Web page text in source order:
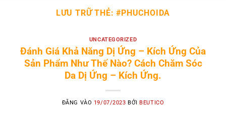
LƯU TRỮ THẺ:#PHUCHOIDA
UNCATEGORIZED
Đánh Giá Khả Năng Dị Ứng – Kích Ứng Của
Sản Phẩm Như Thế Nào? Cách Chăm Sóc
Da Dị Ứng – Kích Ứng.
ĐĂNG VÀO 19/07/2023 BỞIBEUTICO